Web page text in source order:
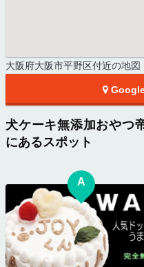
大阪府大阪市平野区付近の地図
犬ケーキ無添加おやつ
にあるスポット
A